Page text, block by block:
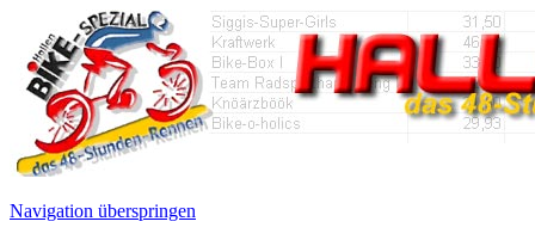
Navigation überspringen